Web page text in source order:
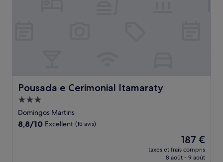
Pousada e Cerimonial Itamaraty
Pousada e Cerimonial Itamaraty
Hébergement
3.0 étoiles
Domingos Martins
8.8
8,8/10 Excellent (15 avis)
Le
nouveau
prix
187 €
taxes et frais compris
8 août - 9 août